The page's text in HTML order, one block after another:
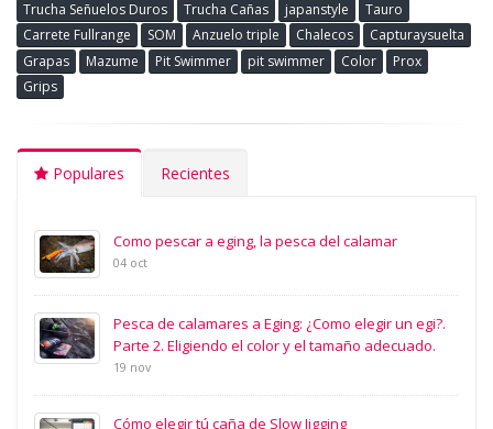
Trucha Señuelos Duros
Trucha Cañas japanstyle
Tauro
Carrete Fullrange
SOM Anzuelo triple Chalecos
Capturaysuelta
Grapas
Mazume Pit Swimmer pit swimmer Color
Prox
Grips
Populares Recientes
Como pescar a eging, la pesca del calamar
04 oct
Pesca de calamares a Eging: ¿Como elegir un egi?.
Parte 2. Eligiendo el color y el tamaño adecuado.
19 nov
Cómo elegir tú caña de Slow Jigging